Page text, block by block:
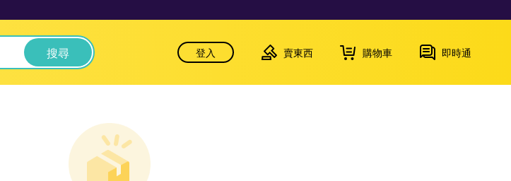
搜尋 登入 賣東西 購物車 即時通